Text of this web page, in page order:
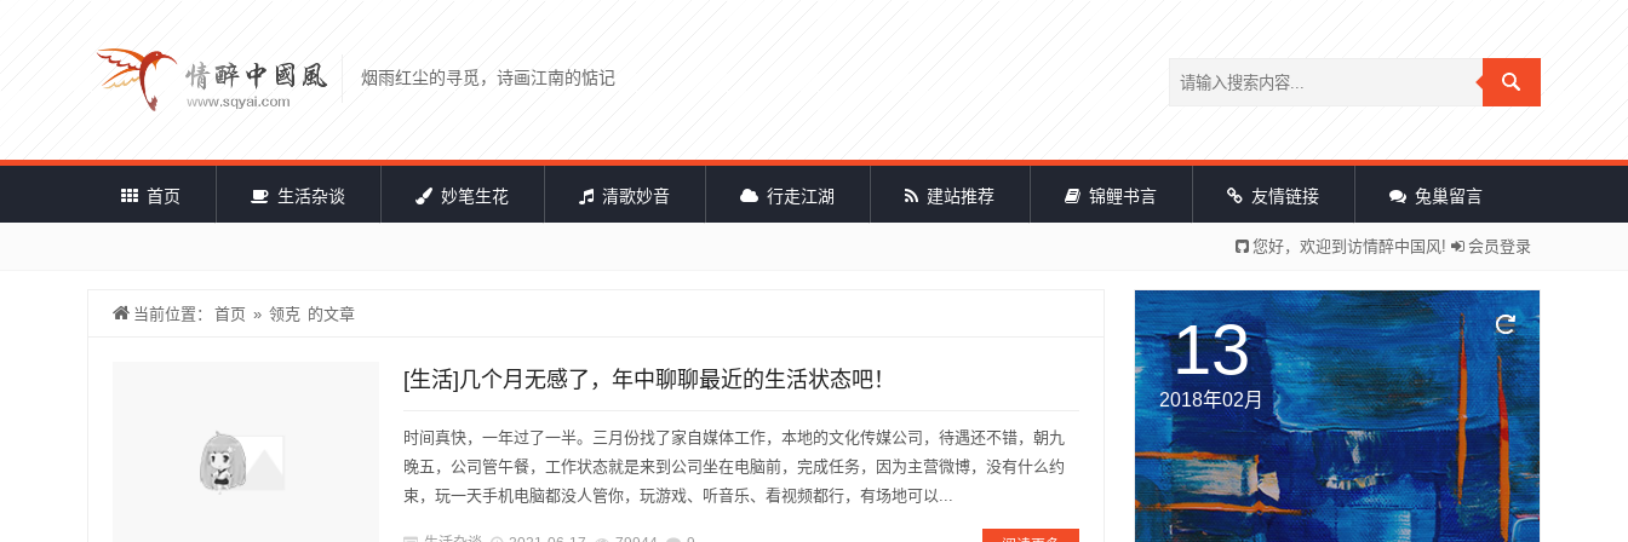
烟雨红尘的寻觅，诗画江南的惦记
首页 生活杂谈 妙笔生花 清歌妙音 行走江湖 建站推荐 锦鲤书言 友情链接 兔巢留言
您好，欢迎到访情醉中国风! 会员登录
当前位置： 首页 » 领克 的文章
[生活]几个月无感了，年中聊聊最近的生活状态吧！
时间真快，一年过了一半。三月份找了家自媒体工作，本地的文化传媒公司，待遇还不错，朝九
晚五，公司管午餐，工作状态就是来到公司坐在电脑前，完成任务，因为主营微博，没有什么约
束，玩一天手机电脑都没人管你，玩游戏、听音乐、看视频都行，有场地可以...
13
2018年02月